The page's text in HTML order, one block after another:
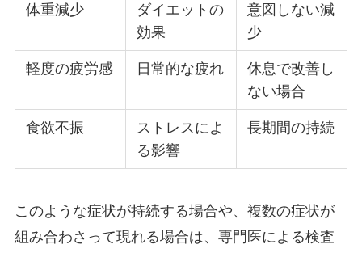
体重減少
ダイエットの
効果
意図しない減
少
軽度の疲労感 日常的な疲れ
休息で改善し
ない場合
食欲不振
ストレスによ
る影響
長期間の持続
このような症状が持続する場合や、複数の症状が
組み合わさって現れる場合は、専門医による検査